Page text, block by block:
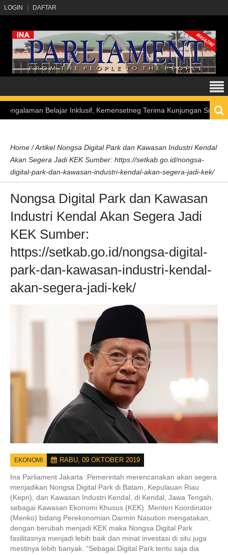
LOGIN DAFTAR
Belajar Inklusif, Kemensetneg Terima Kunjungan Siswa
Home /Artikel Nongsa Digital Park dan Kawasan Industri Kendal
Akan Segera Jadi KEK Sumber: https://setkab.go.id/nongsa-
digital-park-dan-kawasan-industri-kendal-akan-segera-jadi-kek/
Nongsa Digital Park dan Kawasan
Industri Kendal Akan Segera Jadi
KEK Sumber:
https://setkab.go.id/nongsa-digital-
park-dan-kawasan-industri-kendal-
akan-segera-jadi-kek/
EKONOMI RABU, 09 OKTOBER 2019
Ina Parliament Jakarta :Pemerintah merencanakan akan segera
menjadikan Nongsa Digital Park di Batam, Kepulauan Riau
(Kepri), dan Kawasan Industri Kendal, di Kendal, Jawa Tengah,
sebagai Kawasan Ekonomi Khusus (KEK). Menteri Koordinator
(Menko) bidang Perekonomian Darmin Nasution mengatakan,
dengan berubah menjadi KEK maka Nongsa Digital Park
fasilitasnya menjadi lebih baik dan minat investasi di situ juga
mestinya lebih banyak. “Sebagai Digital Park tentu saja dia